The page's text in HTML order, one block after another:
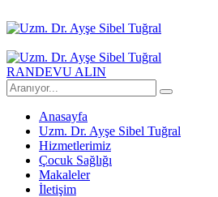
RANDEVU ALIN
Anasayfa
Uzm. Dr. Ayşe Sibel Tuğral
Hizmetlerimiz
Çocuk Sağlığı
Makaleler
İletişim